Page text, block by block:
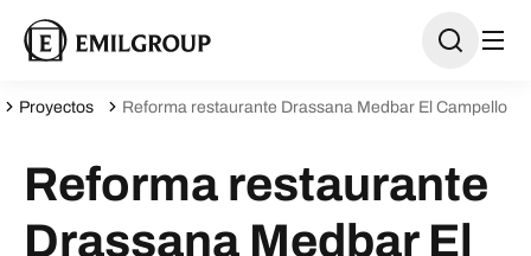
Proyectos Reforma restaurante Drassana Medbar El Campello
Reforma restaurante
Drassana Medbar El